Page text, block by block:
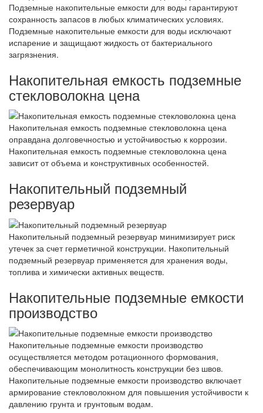
Подземные накопительные емкости для воды гарантируют
сохранность запасов в любых климатических условиях.
Подземные накопительные емкости для воды исключают
испарение и защищают жидкость от бактериального
загрязнения.
Накопительная емкость подземные
стекловолокна цена
Накопительная емкость подземные стекловолокна цена
оправдана долговечностью и устойчивостью к коррозии.
Накопительная емкость подземные стекловолокна цена
зависит от объема и конструктивных особенностей.
Накопительный подземный
резервуар
Накопительный подземный резервуар минимизирует риск
утечек за счет герметичной конструкции. Накопительный
подземный резервуар применяется для хранения воды,
топлива и химически активных веществ.
Накопительные подземные емкости
производство
Накопительные подземные емкости производство
осуществляется методом ротационного формования,
обеспечивающим монолитность конструкции без швов.
Накопительные подземные емкости производство включает
армирование стекловолокном для повышения устойчивости к
давлению грунта и грунтовым водам.